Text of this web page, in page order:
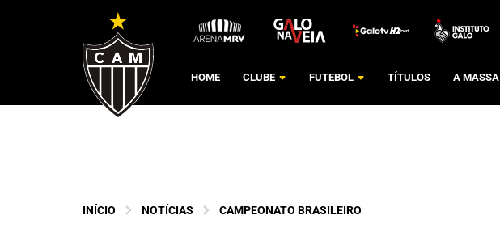
HOME CLUBE FUTEBOL TÍTULOS A MASSA
INÍCIO NOTÍCIAS CAMPEONATO BRASILEIRO